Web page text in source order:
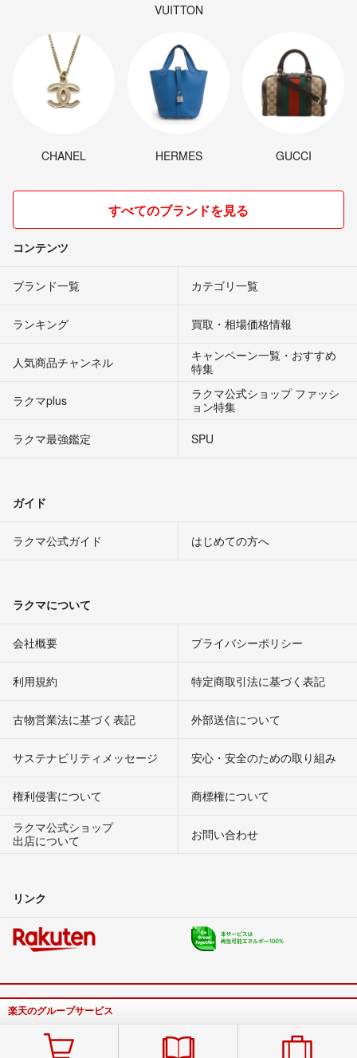
VUITTON
CHANEL HERMES GUCCI
すべてのブランドを見る
コンテンツ
ブランド一覧 カテゴリ一覧
ランキング 買取・相場価格情報
人気商品チャンネル
キャンペーン一覧・おすすめ
特集
ラクマplus
ラクマ公式ショップ ファッシ
ョン特集
ラクマ最強鑑定
SPU
ガイド
ラクマ公式ガイド はじめての方へ
ラクマについて
会社概要 プライバシーポリシー
利用規約 特定商取引法に基づく表記
古物営業法に基づく表記 外部送信について
サステナビリティメッセージ 安心・安全のための取り組み
権利侵害について
商標権について
ラクマ公式ショップ
出店について
お問い合わせ
リンク
楽天のグループサービス